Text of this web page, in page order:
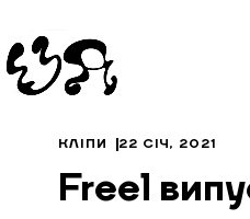
КЛІПИ 22 СІЧ, 2021
Freel